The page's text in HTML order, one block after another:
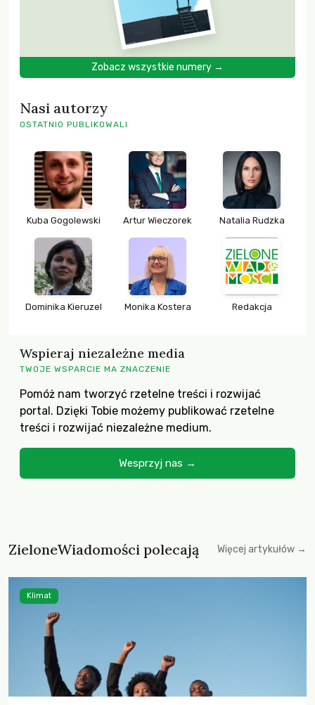
Zobacz wszystkie numery →
Nasi autorzy
OSTATNIO PUBLIKOWALI
Kuba Gogolewski Artur Wieczorek Natalia Rudzka
Dominika Kieruzel Monika Kostera Redakcja
Wspieraj niezależne media
TWOJE WSPARCIE MA ZNACZENIE
Pomóż nam tworzyć rzetelne treści i rozwijać
portal. Dzięki Tobie możemy publikować rzetelne
treści i rozwijać niezależne medium.
Wesprzyj nas →
ZieloneWiadomości polecają Więcej artykułów →
Klimat